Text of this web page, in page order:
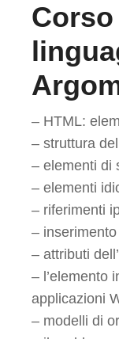
Corso
– HTML:
– struttura
– elementi di
– elementi
– riferimenti
–
– attributi
– l’elemento
applicazioni
– modelli di